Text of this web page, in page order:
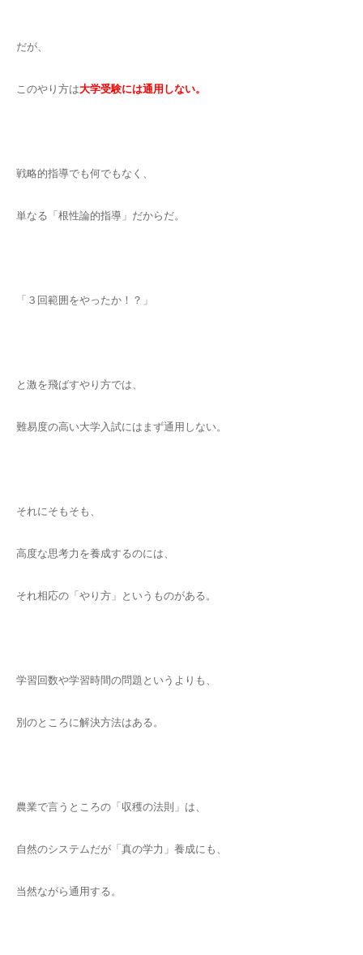
だが、
このやり方は大学受験には通用しない。
戦略的指導でも何でもなく、
単なる「根性論的指導」だからだ。
「３回範囲をやったか！？」
と激を飛ばすやり方では、
難易度の高い大学入試にはまず通用しない。
それにそもそも、
高度な思考力を養成するのには、
それ相応の「やり方」というものがある。
学習回数や学習時間の問題というよりも、
別のところに解決方法はある。
農業で言うところの「収穫の法則」は、
自然のシステムだが「真の学力」養成にも、
当然ながら通用する。